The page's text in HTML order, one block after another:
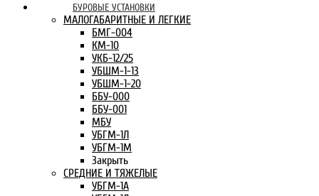
БУРОВЫЕ УСТАНОВКИ
МАЛОГАБАРИТНЫЕ И ЛЕГКИЕ
БМГ-004
КМ-10
УКБ-12/25
УБШМ-1-13
УБШМ-1-20
ББУ-000
ББУ-001
МБУ
УБГМ-1Л
УБГМ-1М
Закрыть
СРЕДНИЕ И ТЯЖЕЛЫЕ
УБГМ-1А